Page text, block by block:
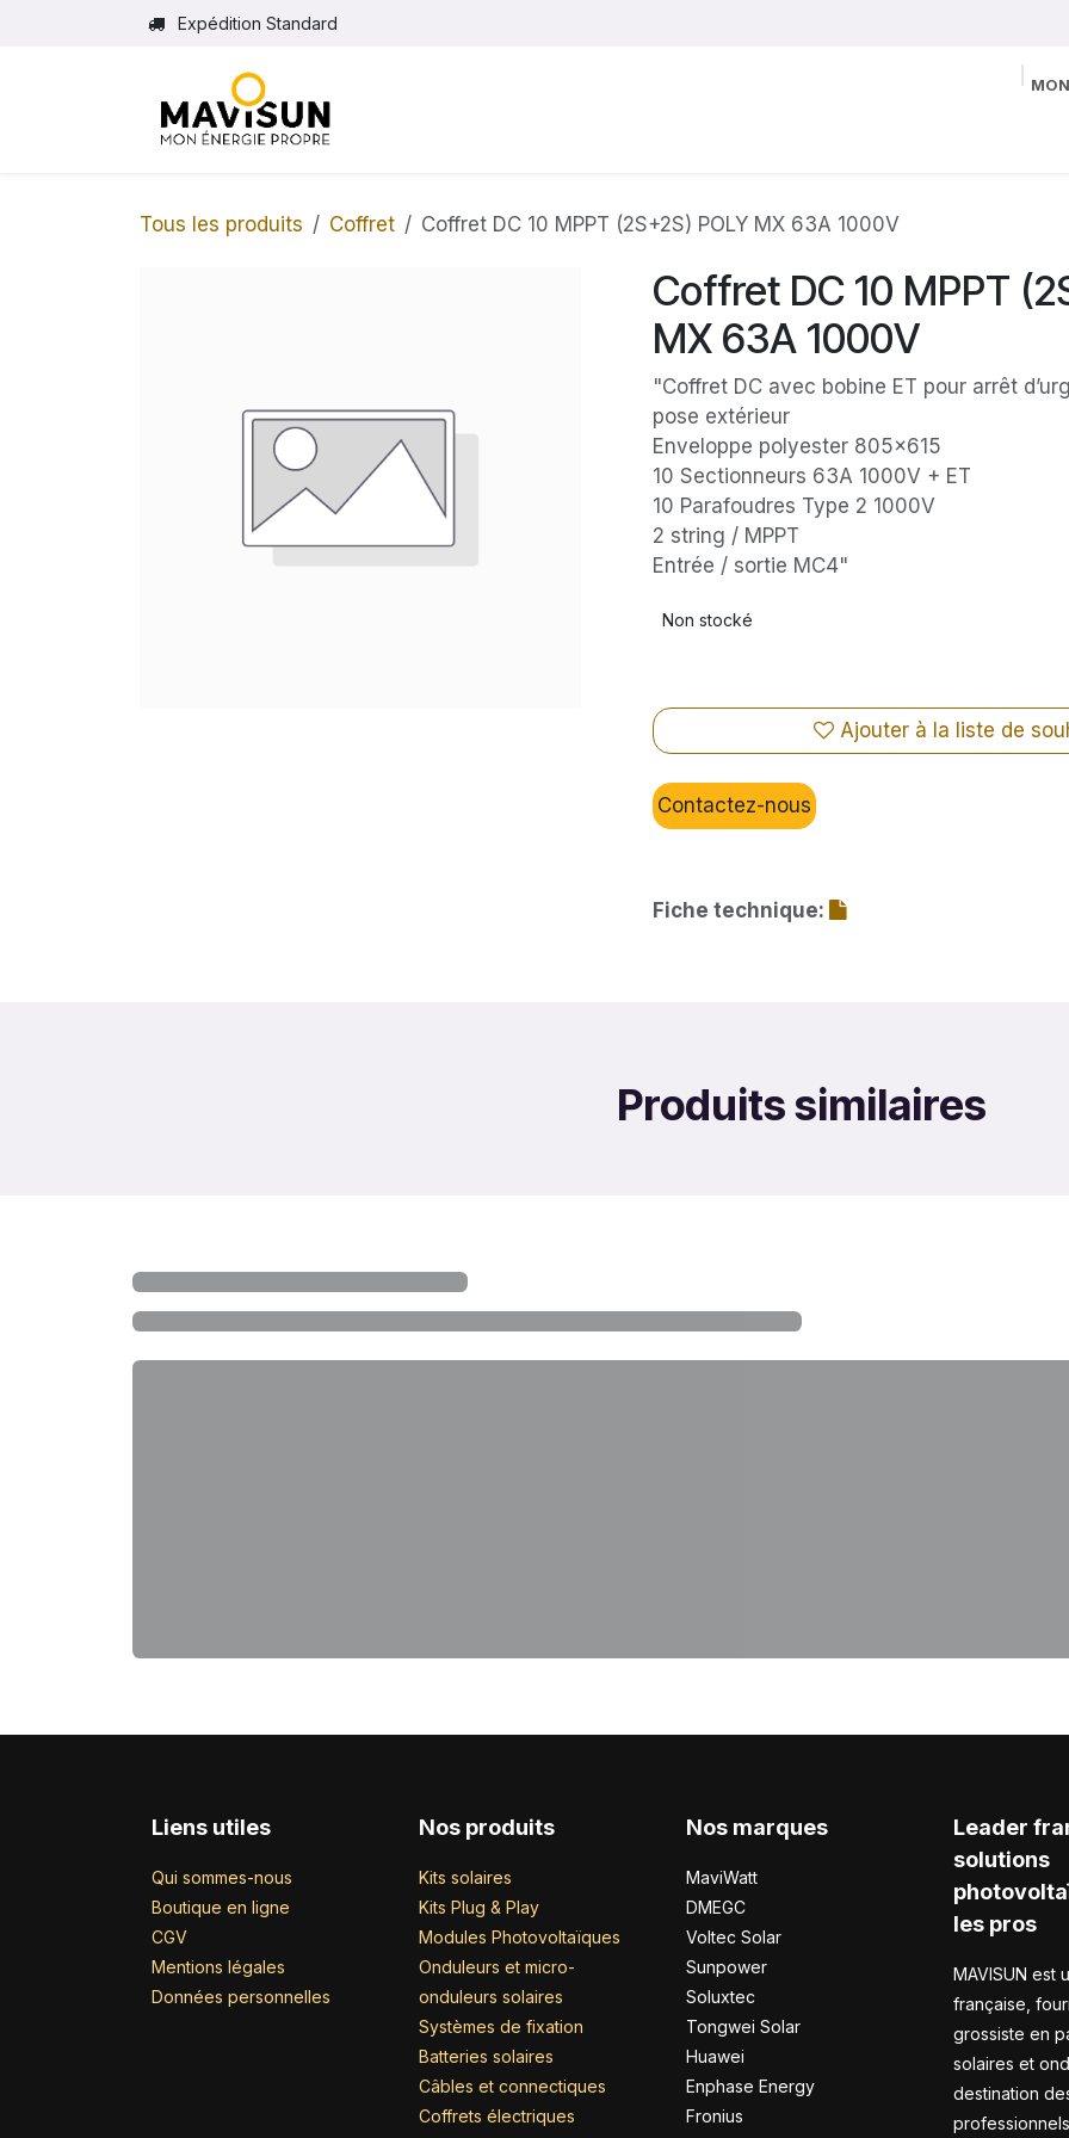
Se rendre au contenuExpédition Standard
Tous les produits Coffret Coffret DC 10 MPPT (2S+2S) POLY MX 63A 1000V
Coffret DC 10 MPPT
MX 63A 1000V
"Coffret DC avec bobine ET pour arrêt
pose extérieur
Enveloppe polyester 805x615
10 Sectionneurs 63A 1000V + ET
10 Parafoudres Type 2 1000V
2 string / MPPT
Entrée / sortie MC4"
Non stocké
Ajouter à la liste de
Contactez-nous
Fiche technique:
Produits similaires
Liens utiles
Qui sommes-nous
Boutique en ligne
CGV
Mentions légales
Données personnelles
Nos produits
Kits solaires
Kits Plug & Play
Modules Photovoltaïques
Onduleurs et micro-
onduleurs solaires
Systèmes de fixation
Batteries solaires
Câbles et connectiques
Coffrets électriques
Nos marques
MaviWatt
DMEGC
Voltec Solar
Sunpower
Soluxtec
Tongwei Solar
Huawei
Enphase Energy
Fronius
Leader
solutions
les pros
MAVISUN est
française,
grossiste en
solaires et
destination